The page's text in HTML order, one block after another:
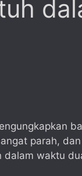
parah, dan
dalam waktu